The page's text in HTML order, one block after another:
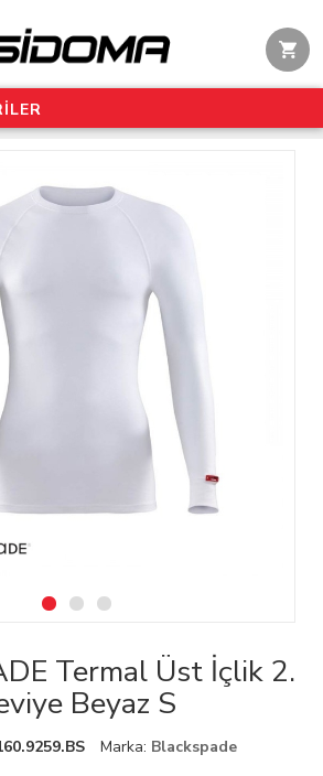
Termal Üst İçlik 2.
Beyaz S
Marka: Blackspade